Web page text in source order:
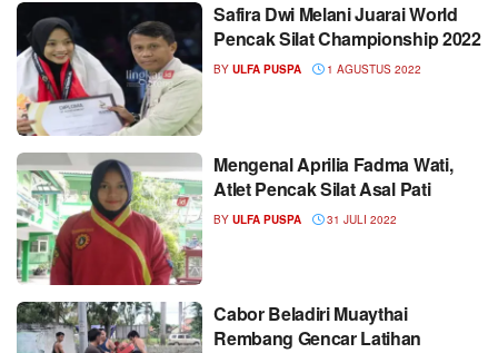
Safira Dwi Melani Juarai World
Pencak Silat Championship 2022
BY ULFA PUSPA 1 AGUSTUS 2022
Mengenal Aprilia Fadma Wati,
Atlet Pencak Silat Asal Pati
BY ULFA PUSPA 31 JULI 2022
Cabor Beladiri Muaythai
Rembang Gencar Latihan